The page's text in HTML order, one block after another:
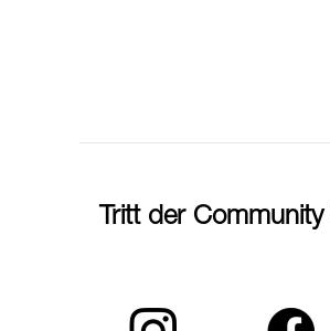
Tritt der Community